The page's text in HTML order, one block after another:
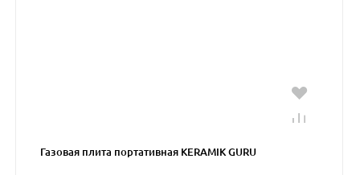
Газовая плита портативная KERAMIK GURU